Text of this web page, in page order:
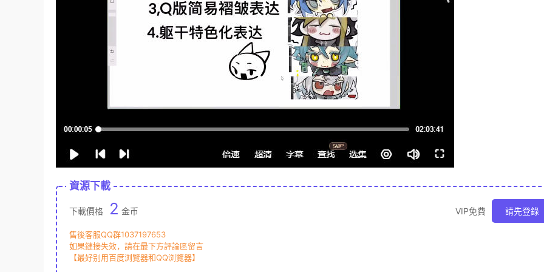
資源下載
下載價格 2 金币 VIP免費 請先登錄
售後客服QQ群1037197653
如果鏈接失效，請在最下方評論區留言
【最好别用百度浏覽器和QQ浏覽器】